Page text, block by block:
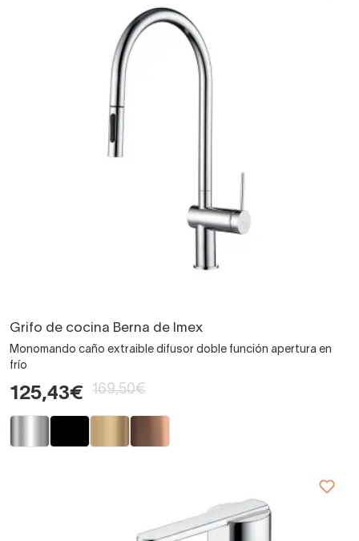
Grifo de cocina Berna de Imex
Monomando caño extraible difusor doble función apertura en
frío
125,43€ 169,50€